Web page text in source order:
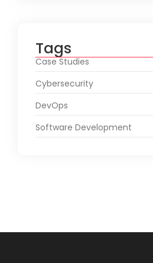
Tags
Case Studies
Cybersecurity
DevOps
Software Development